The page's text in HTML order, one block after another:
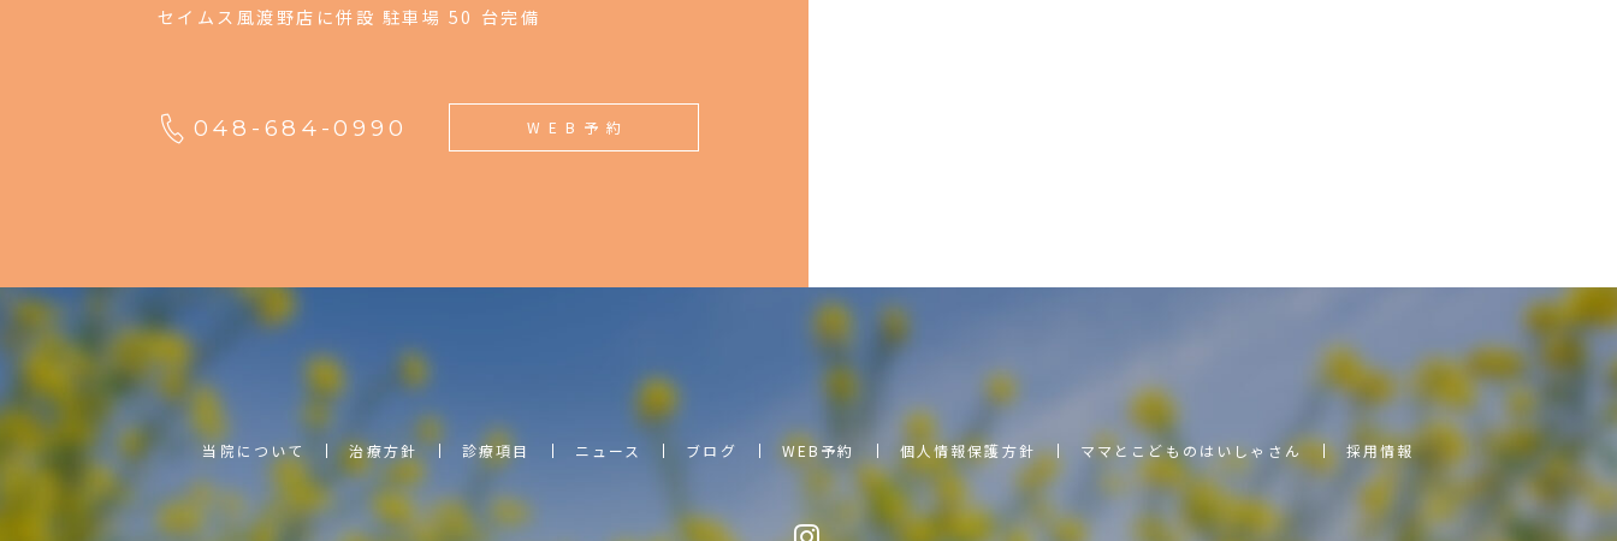
セイムス風渡野店に併設 駐車場 50 台完備
048-684-0990 WEB予約
当院について 治療方針 診療項目 ニュース ブログ WEB予約 個人情報保護方針 ママとこどものはいしゃさん 採用情報